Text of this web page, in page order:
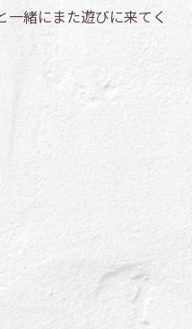
一緒にまた遊びに来てく